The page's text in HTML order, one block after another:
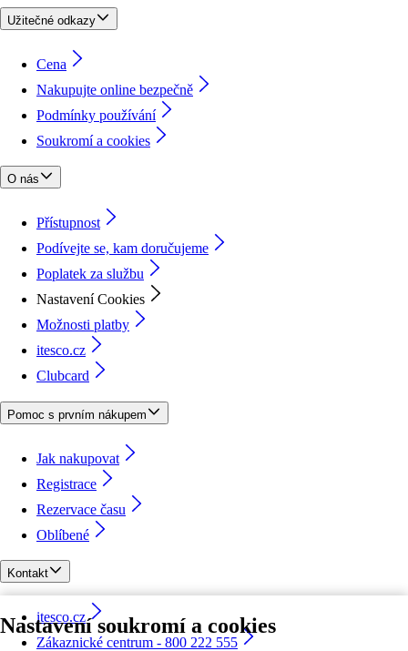
Nastavení soukromí a cookies
Užitečné odkazy
Cena
Nakupujte online bezpečně
Podmínky používání
Soukromí a cookies
O nás
Přístupnost
Podívejte se, kam doručujeme
Poplatek za službu
Nastavení Cookies
Možnosti platby
itesco.cz
Clubcard
Pomoc s prvním nákupem
Jak nakupovat
Registrace
Rezervace času
Oblíbené
Kontakt
itesco.cz
Zákaznické centrum - 800 222 555